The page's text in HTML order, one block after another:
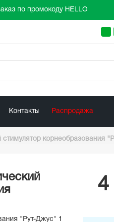
по промокоду HELLO
Контакты Распродажа
стимулятор корнеобразования
"Рут-Джус" 1
4